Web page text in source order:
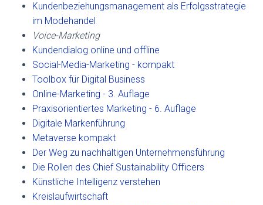
Kundenbeziehungsmanagement als Erfolgsstrategie
im Modehandel
Voice-Marketing
Kundendialog online und offline
Social-Media-Marketing - kompakt
Toolbox für Digital Business
Online-Marketing - 3. Auflage
Praxisorientiertes Marketing - 6. Auflage
Digitale Markenführung
Metaverse kompakt
Der Weg zu nachhaltigen Unternehmensführung
Die Rollen des Chief Sustainability Officers
Künstliche Intelligenz verstehen
Kreislaufwirtschaft